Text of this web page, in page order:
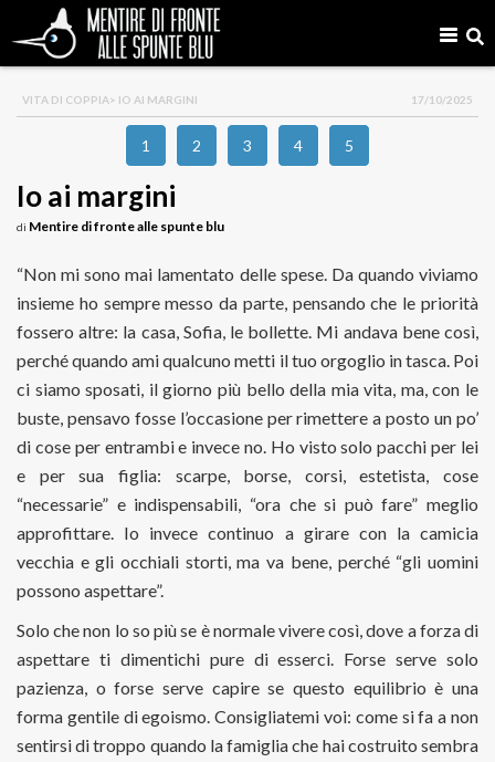
VITA DI COPPIA> IO AI MARGINI 17/10/2025
1 2 3 4 5
Io ai margini
di Mentire di fronte alle spunte blu
“Non mi sono mai lamentato delle spese. Da quando viviamo
insieme ho sempre messo da parte, pensando che le priorità
fossero altre: la casa, Sofia, le bollette. Mi andava bene così,
perché quando ami qualcuno metti il tuo orgoglio in tasca. Poi
ci siamo sposati, il giorno più bello della mia vita, ma, con le
buste, pensavo fosse l’occasione per rimettere a posto un po’
di cose per entrambi e invece no. Ho visto solo pacchi per lei
e per sua figlia: scarpe, borse, corsi, estetista, cose
“necessarie” e indispensabili, “ora che si può fare” meglio
approfittare. Io invece continuo a girare con la camicia
vecchia e gli occhiali storti, ma va bene, perché “gli uomini
possono aspettare”.
Solo che non lo so più se è normale vivere così, dove a forza di
aspettare ti dimentichi pure di esserci. Forse serve solo
pazienza, o forse serve capire se questo equilibrio è una
forma gentile di egoismo. Consigliatemi voi: come si fa a non
sentirsi di troppo quando la famiglia che hai costruito sembra